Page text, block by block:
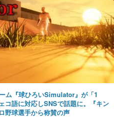
ム『球ひろいSimulator』が「1
コ語に対応しSNSで話題に。『キン
野球選手から称賛の声